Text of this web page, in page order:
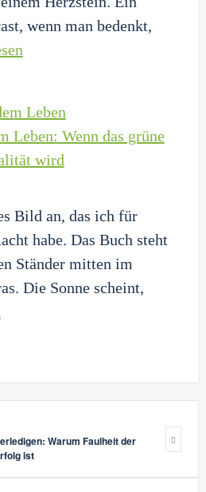
wenn man bedenkt,
Leben: Wenn das grüne
wird
Bild an, das ich für
habe. Das Buch steht
Ständer mitten im
Die Sonne scheint,
Warum Faulheit der
ist